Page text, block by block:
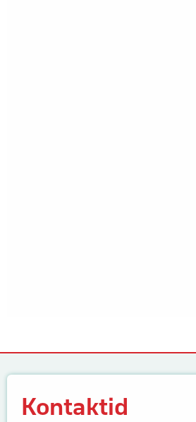
Kontaktid
Kontaktid